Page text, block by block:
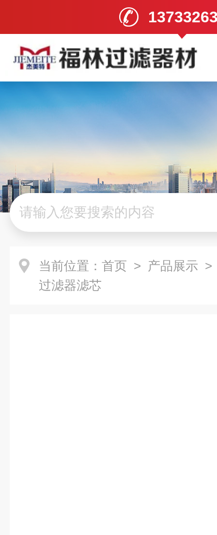
当前位置： 首页 > 产品展示 >
过滤器滤芯